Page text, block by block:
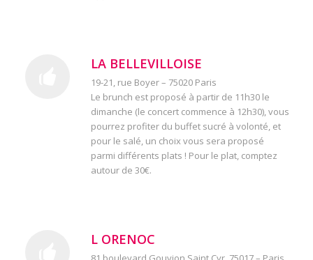
LA BELLEVILLOISE
19-21, rue Boyer – 75020 Paris
Le brunch est proposé à partir de 11h30 le
dimanche (le concert commence à 12h30), vous
pourrez profiter du buffet sucré à volonté, et
pour le salé, un choix vous sera proposé
parmi différents plats ! Pour le plat, comptez
autour de 30€.
L ORENOC